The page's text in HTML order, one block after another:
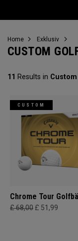
Home Exklusiv
CUSTOM
11 Results in
CUSTOM
Chrome Tour
£ 68,00 £ 51,99